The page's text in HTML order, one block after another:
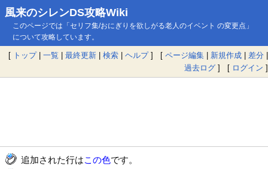
風来のシレンDS攻略Wiki
このページでは「セリフ集/おにぎりを欲しがる老人のイベント の変更点」
について攻略しています。
[ トップ| 一覧 | 最終更新 | 検索 | ヘルプ] [ ページ編集 | 新規作成 | 差分 |
過去ログ ] [ ログイン ]
追加された行はこの色です。